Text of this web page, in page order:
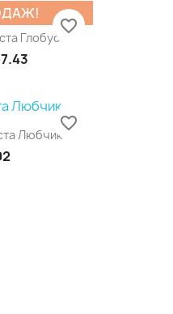
Глобус
favorite_border
Любчик
favorite_border